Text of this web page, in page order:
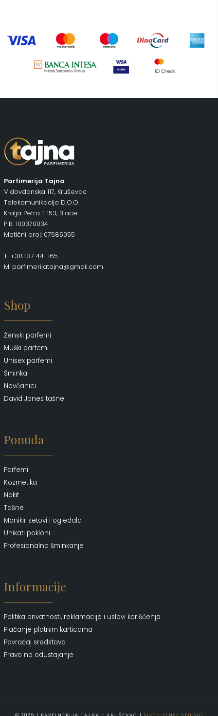
Ogledalo (6)
Pepe Jeans Ranac
Putni program (49)
Šminka (187)
Parfimerija Tajna
Vidovdanska 117, Kruševac
Telekomunikacija D.O.O.
Kralja Petra 1. 153, Blace
PIB: 100370034
Matični broj: 07585055
T: +381 37 441 165
M: parfimerijatajna@gmail.com
Shop
Ženski parfemi
Muški parfemi
Unisex parfemi
Šminka
Novčanici
David Jones tašne
Ponuda
Parfemi
Kozmetika
Nakit
Tašne
Manikir setovi i ogledala
Unikati pokloni
Profesionalno šminkanje
Informacije
Politika privatnosti, reklamacije i uslovi korišćenja
Plaćanje platnim karticama
Povraćaj sredstava
Pravo na odustajanje